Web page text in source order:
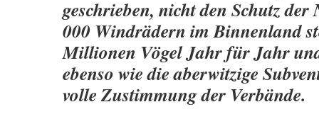
geschrieben, nicht den Schutz der
000 Windrädern im Binnenland
Millionen Vögel Jahr für Jahr
ebenso wie die aberwitzige
volle Zustimmung der Verbände.